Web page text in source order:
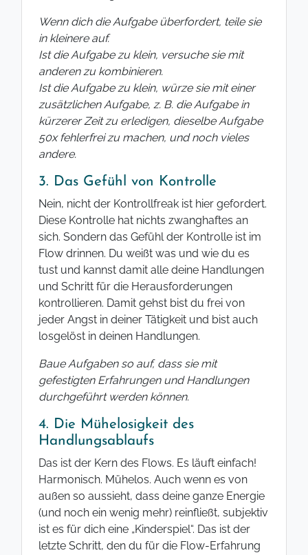
Wenn dich die Aufgabe überfordert, teile sie
in kleinere auf.
Ist die Aufgabe zu klein, versuche sie mit
anderen zu kombinieren.
Ist die Aufgabe zu klein, würze sie mit einer
zusätzlichen Aufgabe, z. B. die Aufgabe in
kürzerer Zeit zu erledigen, dieselbe Aufgabe
50x fehlerfrei zu machen, und noch vieles
andere.
3. Das Gefühl von Kontrolle
Nein, nicht der Kontrollfreak ist hier gefordert.
Diese Kontrolle hat nichts zwanghaftes an
sich. Sondern das Gefühl der Kontrolle ist im
Flow drinnen. Du weißt was und wie du es
tust und kannst damit alle deine Handlungen
und Schritt für die Herausforderungen
kontrollieren. Damit gehst bist du frei von
jeder Angst in deiner Tätigkeit und bist auch
losgelöst in deinen Handlungen.
Baue Aufgaben so auf, dass sie mit
gefestigten Erfahrungen und Handlungen
durchgeführt werden können.
4. Die Mühelosigkeit des
Handlungsablaufs
Das ist der Kern des Flows. Es läuft einfach!
Harmonisch. Mühelos. Auch wenn es von
außen so aussieht, dass deine ganze Energie
(und noch ein wenig mehr) reinfließt, subjektiv
ist es für dich eine „Kinderspiel“. Das ist der
letzte Schritt, den du für die Flow-Erfahrung